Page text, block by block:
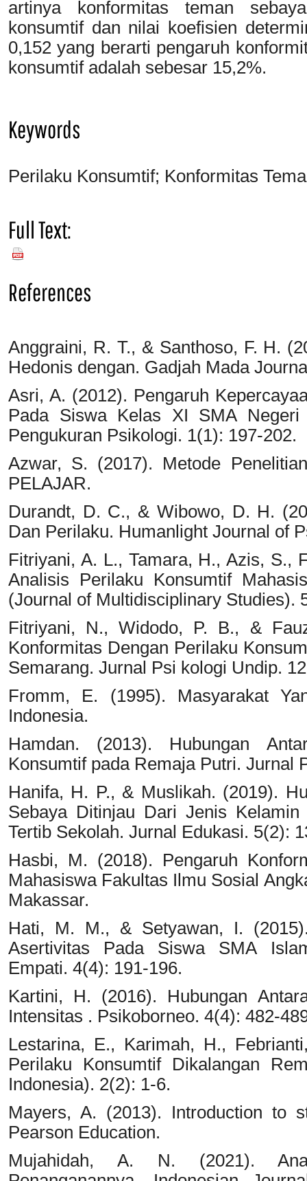
artinya konformitas teman
konsumtif dan nilai koefisien
0,152 yang berarti pengaruh
konsumtif adalah sebesar 15,2%.
Keywords
Perilaku Konsumtif; Konformitas
Full Text:
PDF
References
Anggraini, R. T., & Santhoso, F. H.
Hedonis dengan. Gadjah Mada
Asri, A. (2012). Pengaruh
Pada Siswa Kelas XI SMA
Pengukuran Psikologi. 1(1): 197-202.
Azwar, S. (2017). Metode
PELAJAR.
Durandt, D. C., & Wibowo, D. H.
Dan Perilaku. Humanlight Journal of
Fitriyani, A. L., Tamara, H., Azis, S.,
Analisis Perilaku Konsumtif
(Journal of Multidisciplinary Studies).
Fitriyani, N., Widodo, P. B., &
Konformitas Dengan Perilaku
Semarang. Jurnal Psi kologi Undip.
Fromm, E. (1995). Masyarakat
Indonesia.
Hamdan. (2013). Hubungan
Konsumtif pada Remaja Putri. Jurnal
Hanifa, H. P., & Muslikah. (2019).
Sebaya Ditinjau Dari Jenis Kelamin
Tertib Sekolah. Jurnal Edukasi. 5(2):
Hasbi, M. (2018). Pengaruh
Mahasiswa Fakultas Ilmu Sosial
Makassar.
Hati, M. M., & Setyawan, I.
Asertivitas Pada Siswa SMA
Empati. 4(4): 191-196.
Kartini, H. (2016). Hubungan
Intensitas . Psikoborneo. 4(4): 482-
Lestarina, E., Karimah, H.,
Perilaku Konsumtif Dikalangan
Indonesia). 2(2): 1-6.
Mayers, A. (2013). Introduction to
Pearson Education.
Mujahidah, A. N. (2021).